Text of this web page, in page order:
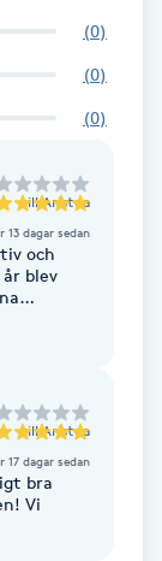
(0)
(0)
(0)
till Aristea
13 dagar sedan
och
blev
till Aristea
17 dagar sedan
bra
Vi